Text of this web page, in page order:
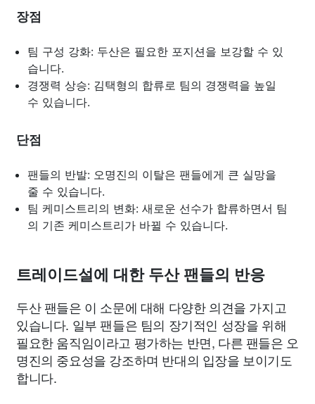
장점
팀 구성 강화: 두산은 필요한 포지션을 보강할 수 있
습니다.
경쟁력 상승: 김택형의 합류로 팀의 경쟁력을 높일
수 있습니다.
단점
팬들의 반발: 오명진의 이탈은 팬들에게 큰 실망을
줄 수 있습니다.
팀 케미스트리의 변화: 새로운 선수가 합류하면서 팀
의 기존 케미스트리가 바뀔 수 있습니다.
트레이드설에 대한 두산 팬들의 반응
두산 팬들은 이 소문에 대해 다양한 의견을 가지고
있습니다. 일부 팬들은 팀의 장기적인 성장을 위해
필요한 움직임이라고 평가하는 반면, 다른 팬들은 오
명진의 중요성을 강조하며 반대의 입장을 보이기도
합니다.